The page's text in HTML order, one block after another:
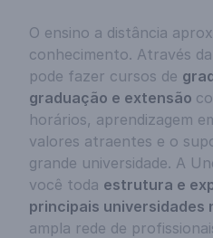
O ensino a distância
conhecimento. Através
pode fazer cursos de
graduação e extensão
horários, aprendizagem
valores atraentes e o
grande universidade. A
você toda estrutura e
principais universidades
ampla rede de